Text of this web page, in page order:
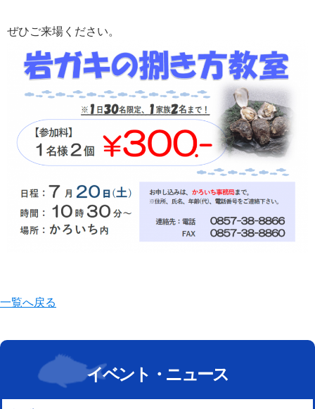
ぜひご来場ください。
一覧へ戻る
イベント・ニュース